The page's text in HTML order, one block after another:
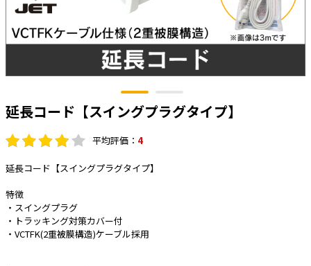
照明・照明器具
電源タップ・延長コード
スイッチ・コンセント（配線器具）
ボックス・ビニル電線管付属品・引き込
みカバー
工具関連
EV充電設備工事関連
その他
e431オリジナル
延長コード【スイングプラグタイプ】
平均評価： 4
延長コード【スイングプラグタイプ】
特徴
・スイングプラグ
・トラッキング対策カバー付
・VCTFK(2重被膜構造)ケーブル採用